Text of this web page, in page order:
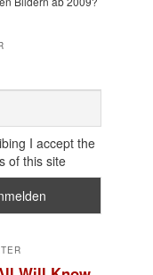
I accept the
of this site